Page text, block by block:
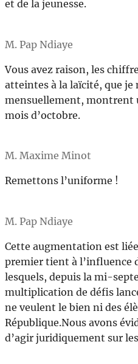
et de la jeunesse.
M. Pap Ndiaye
Vous avez raison, les
atteintes à la laïcité, que je
mensuellement, montrent
mois d’octobre.
M. Maxime Minot
Remettons l’uniforme !
M. Pap Ndiaye
Cette augmentation est
premier tient à l’influence
lesquels, depuis la mi-
multiplication de défis
ne veulent le bien ni des
République.Nous avons
d’agir juridiquement sur